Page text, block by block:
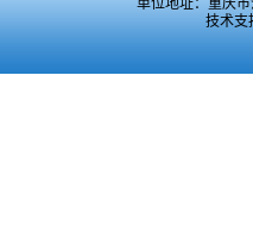
单位地址：重庆市
技术支